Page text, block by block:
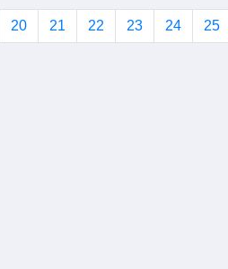
20 21 22 23 24 25